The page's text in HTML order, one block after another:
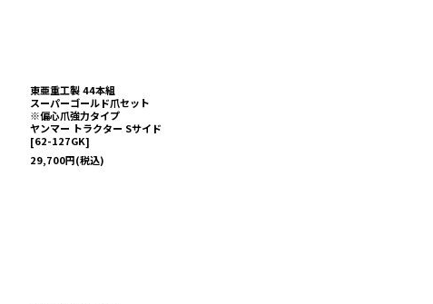
東亜重工製 44本組
スーパーゴールド爪セット
※偏心爪強力タイプ
ヤンマー トラクター Sサイド
[62-127GK]
29,700円(税込)